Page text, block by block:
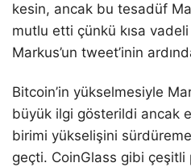
kesin, ancak bu tesadüf
mutlu etti çünkü kısa
Markus’un tweet’inin
Bitcoin’in yükselmesiyle
büyük ilgi gösterildi ancak
birimi yükselişini
geçti. CoinGlass gibi çeşitli